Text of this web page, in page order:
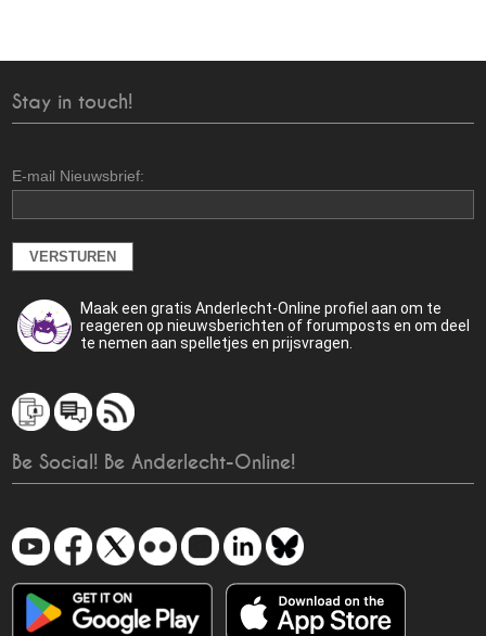
Stay in touch!
E-mail Nieuwsbrief:
Maak een gratis Anderlecht-Online profiel aan om te
reageren op nieuwsberichten of forumposts en om deel
te nemen aan spelletjes en prijsvragen.
Be Social! Be Anderlecht-Online!